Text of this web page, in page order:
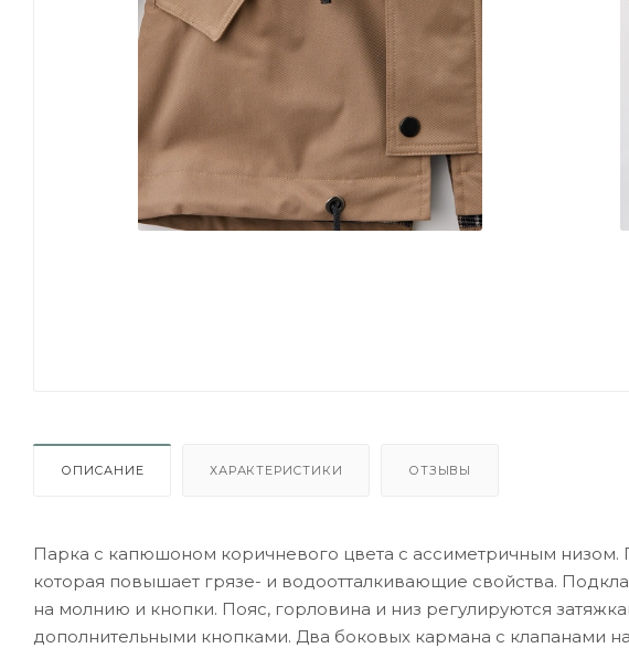
ОПИСАНИЕ ХАРАКТЕРИСТИКИ ОТЗЫВЫ
Парка с капюшоном коричневого цвета с ассиметричным низом.
которая повышает грязе- и водоотталкивающие свойства.
на молнию и кнопки. Пояс, горловина и низ регулируются
дополнительными кнопками. Два боковых кармана с клапанами